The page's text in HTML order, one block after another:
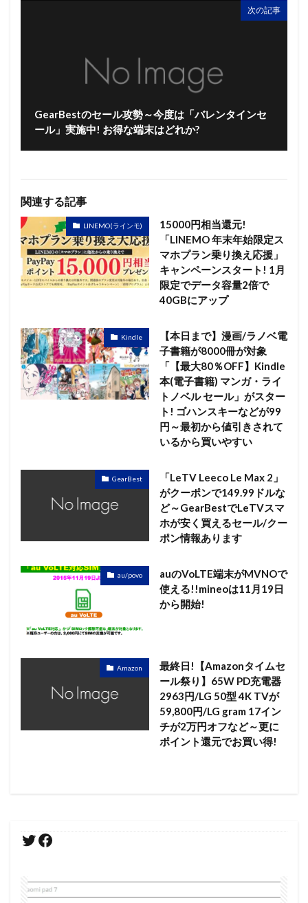
次の記事
GearBestのセール攻勢～今度は「バレンタインセ
ール」実施中! お得な端末はどれか?
関連する記事
LINEMO(ラインモ)
15000円相当還元!
「LINEMO 年末年始限定ス
マホプラン乗り換え応援」
キャンペーンスタート! 1月
限定でデータ容量2倍で
40GBにアップ
Kindle
【本日まで】漫画/ラノベ電
子書籍が8000冊が対象
「【最大80％OFF】Kindle
本(電子書籍) マンガ・ライ
トノベル セール」がスター
ト! ゴハンスキーなどが99
円～最初から値引きされて
いるから買いやすい
GearBest
「LeTV Leeco Le Max 2」
がクーポンで149.99ドルな
ど～GearBestでLeTVスマ
ホが安く買えるセール/クー
ポン情報あります
au/povo
auのVoLTE端末がMVNOで
使える!!mineoは11月19日
から開始!
Amazon
最終日!【Amazonタイムセ
ール祭り】65W PD充電器
2963円/LG 50型 4K TVが
59,800円/LG gram 17イン
チが2万円オフなど～更に
ポイント還元でお買い得!